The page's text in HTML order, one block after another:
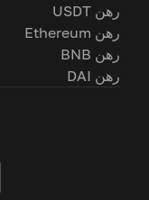
رهن USDT
رهن Ethereum
رهن BNB
رهن DAI